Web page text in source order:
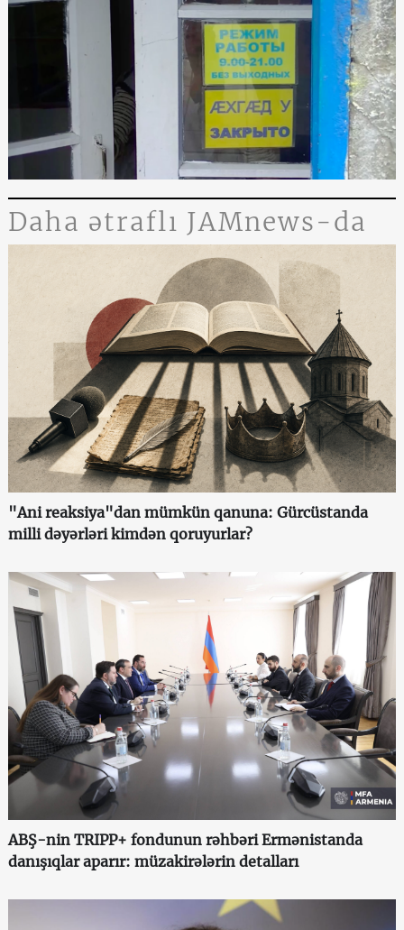
Daha ətraflı JAMnews-da
"Ani reaksiya"dan mümkün qanuna: Gürcüstanda
milli dəyərləri kimdən qoruyurlar?
ABŞ-nin TRIPP+ fondunun rəhbəri Ermənistanda
danışıqlar aparır: müzakirələrin detalları